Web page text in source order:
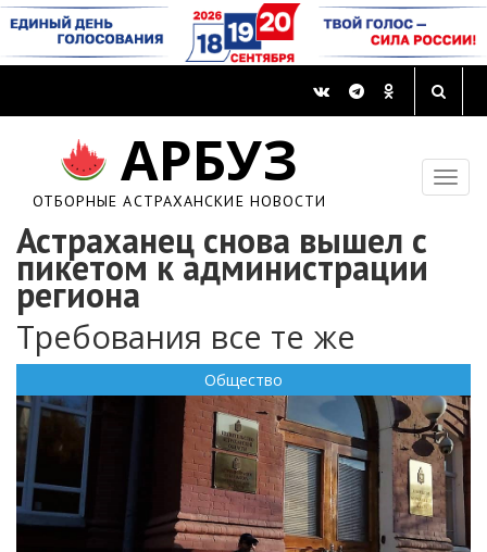
АРБУЗ
ОТБОРНЫЕ АСТРАХАНСКИЕ НОВОСТИ
Астраханец снова вышел с
пикетом к администрации
региона
Требования все те же
Общество